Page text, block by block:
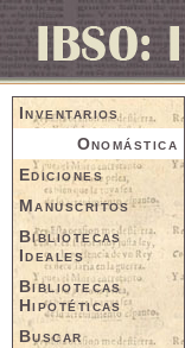
Inventarios
Onomástica
Ediciones
Manuscritos
Bibliotecas
Ideales
Bibliotecas
Hipotéticas
Buscar